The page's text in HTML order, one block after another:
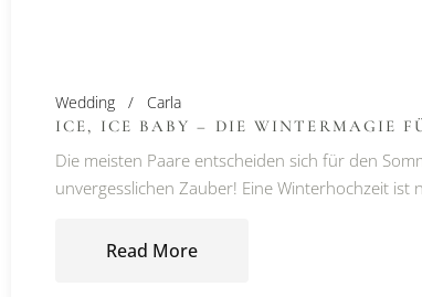
Wedding
Carla
ICE, ICE BABY – DIE WINTERMAGIE
Die meisten Paare entscheiden sich für den
unvergesslichen Zauber! Eine Winterhochzeit ist
Read More